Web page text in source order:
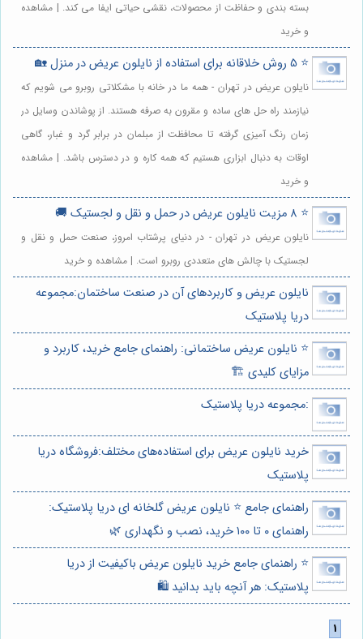
بسته بندی و حفاظت از محصولات، نقشی حیاتی ایفا می کند. | مشاهده
و خرید
⭐️ 5 روش خلاقانه برای استفاده از نایلون عریض در منزل 🏡
نایلون عریض در تهران - همه ما در خانه با مشکلاتی روبرو می شویم که
نیازمند راه حل های ساده و مقرون به صرفه هستند. از پوشاندن وسایل در
زمان رنگ آمیزی گرفته تا محافظت از مبلمان در برابر گرد و غبار، گاهی
اوقات به دنبال ابزاری هستیم که همه کاره و در دسترس باشد. | مشاهده
و خرید
⭐️ 8 مزیت نایلون عریض در حمل و نقل و لجستیک 🚚
نایلون عریض در تهران - در دنیای پرشتاب امروز، صنعت حمل و نقل و
لجستیک با چالش های متعددی روبرو است. | مشاهده و خرید
نایلون عریض و کاربردهای آن در صنعت ساختمان:مجموعه
دریا پلاستیک
⭐️ نایلون عریض ساختمانی: راهنمای جامع خرید، کاربرد و
مزایای کلیدی 🏗️
:مجموعه دریا پلاستیک
خرید نایلون عریض برای استفاده‌های مختلف:فروشگاه دریا
پلاستیک
راهنمای جامع ⭐️ نایلون عریض گلخانه ای دریا پلاستیک:
راهنمای ۰ تا ۱۰۰ خرید، نصب و نگهداری 🌿
⭐️ راهنمای جامع خرید نایلون عریض باکیفیت از دریا
پلاستیک: هر آنچه باید بدانید 🛍️